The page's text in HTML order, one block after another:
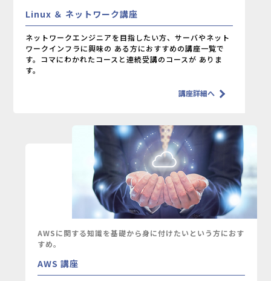
Linux ＆ ネットワーク講座
ネットワークエンジニアを目指したい方、サーバやネット
ワークインフラに興味の ある方におすすめの講座一覧で
す。コマにわかれたコースと連続受講のコースが ありま
す。
講座詳細へ
AWSに関する知識を基礎から身に付けたいという方におす
すめ。
AWS 講座